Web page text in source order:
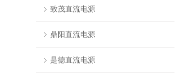
致茂直流电源
鼎阳直流电源
是德直流电源